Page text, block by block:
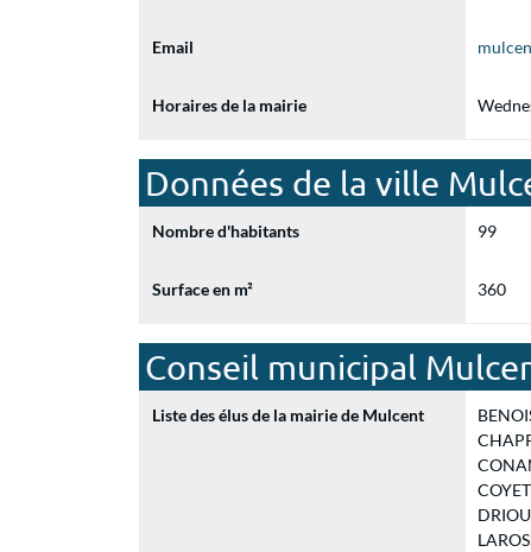
Email
Horaires de la mairie
Données de la ville
Nombre d'habitants 99
Surface en m² 360
Conseil municipal
Liste des élus de la mairie de Mulcent